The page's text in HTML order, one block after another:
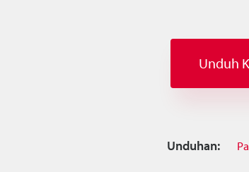
Unduh
Unduhan: